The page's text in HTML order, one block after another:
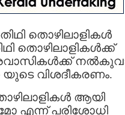
തൊഴിലാളികള്‍
തൊഴിലാളികള്‍ക്ക്
വിശദീകരണം.
ആയി
എന്ന് പരിശോധി